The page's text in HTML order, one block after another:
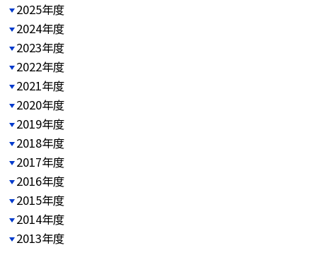
2025年度
2024年度
2023年度
2022年度
2021年度
2020年度
2019年度
2018年度
2017年度
2016年度
2015年度
2014年度
2013年度